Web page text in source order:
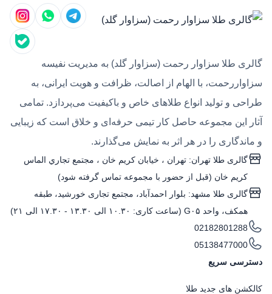
گالری طلا سزاوار رحمت (سزاوار گلد) به مدیریت نفیسه
سزاواررحمت، با الهام از اصالت، ظرافت و هویت ایرانی، به
طراحی و تولید انواع طلاهای خاص و باکیفیت می‌پردازد. تمامی
آثار این مجموعه حاصل کار تیمی حرفه‌ای و خلاق است که زیبایی
و ماندگاری را در هر اثر به نمایش می‌گذارند.
گالری طلا تهران: تهران ، خيابان كريم خان ، مجتمع تجاري الماس
كريم خان (قبل از حضور با مجموعه تماس گرفته شود)
گالری طلا مشهد: بلوار احمدآباد، مجتمع تجاری خورشید، طبقه
همکف، واحد G۰۵ (ساعت کاری: ۱۰.۳۰ الی ۱۳.۳۰ - ۱۷.۳۰ الی ۲۱)
02182801288
05138477000
دسترسی سریع
کالکشن های جدید طلا